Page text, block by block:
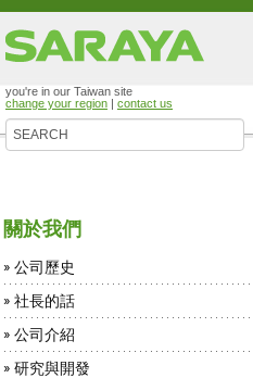
you're in our Taiwan site
change your region | contact us
關於我們
公司歷史
社長的話
公司介紹
研究與開發